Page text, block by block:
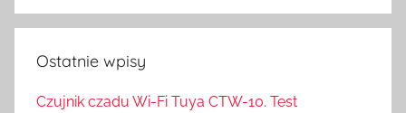
Ostatnie wpisy
Czujnik czadu Wi-Fi Tuya CTW-10. Test